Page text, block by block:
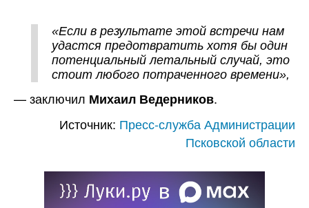
«Если в результате этой встречи нам
удастся предотвратить хотя бы один
потенциальный летальный случай, это
стоит любого потраченного времени»,
— заключил Михаил Ведерников.
Источник: Пресс-служба Администрации
Псковской области